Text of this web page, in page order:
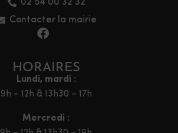
02 54 00 32 32
Contacter la mairie
HORAIRES
Lundi, mardi :
9h – 12h & 13h30 – 17h
Mercredi :